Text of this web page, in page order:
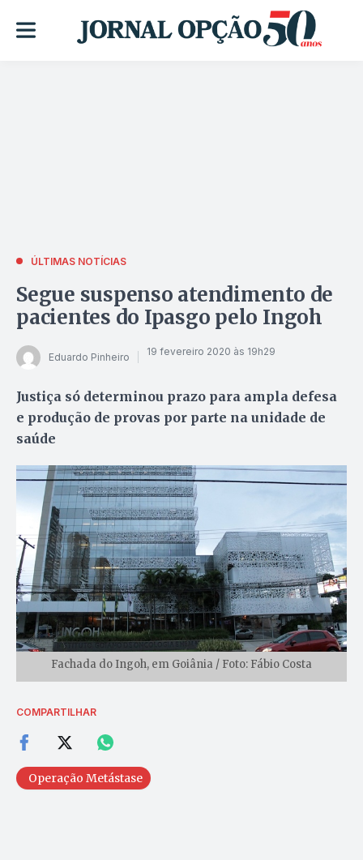
ÚLTIMAS NOTÍCIAS
Segue suspenso atendimento de
pacientes do Ipasgo pelo Ingoh
Eduardo Pinheiro 19 fevereiro 2020 às 19h29
Justiça só determinou prazo para ampla defesa
e produção de provas por parte na unidade de
saúde
Fachada do Ingoh, em Goiânia / Foto: Fábio Costa
COMPARTILHAR
Operação Metástase